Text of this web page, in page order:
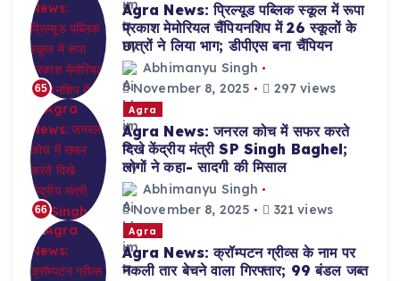
65
Agra News: प्रिल्यूड पब्लिक स्कूल में रूपा
प्रकाश मेमोरियल चैंपियनशिप में 26 स्कूलों के
छात्रों ने लिया भाग; डीपीएस बना चैंपियन
Abhimanyu Singh
November 8, 2025
297 views
66
Agra
Agra News: जनरल कोच में सफर करते
दिखे केंद्रीय मंत्री SP Singh Baghel;
लोगों ने कहा- सादगी की मिसाल
Abhimanyu Singh
November 8, 2025
321 views
Agra
Agra News: क्रॉम्पटन ग्रीव्स के नाम पर
नकली तार बेचने वाला गिरफ्तार; 99 बंडल जब्त